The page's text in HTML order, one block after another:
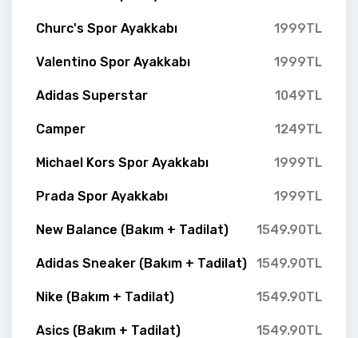
Churc's Spor Ayakkabı 1999TL
Valentino Spor Ayakkabı 1999TL
Adidas Superstar 1049TL
Camper 1249TL
Michael Kors Spor Ayakkabı 1999TL
Prada Spor Ayakkabı 1999TL
New Balance (Bakım + Tadilat) 1549.90TL
Adidas Sneaker (Bakım + Tadilat) 1549.90TL
Nike (Bakım + Tadilat) 1549.90TL
Asics (Bakım + Tadilat) 1549.90TL